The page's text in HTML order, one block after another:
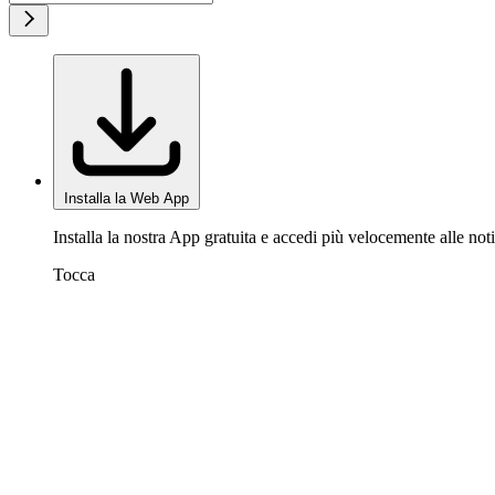
Installa la Web App
Installa la nostra App gratuita e accedi più velocemente alle
Tocca